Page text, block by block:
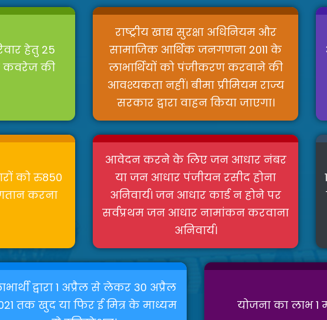
हेतु 25
कवरेज की
राष्ट्रीय खाद्य सुरक्षा अधिनियम और
सामाजिक आर्थिक जनगणना 2011 के
लाभार्थियों को पंजीकरण करवाने की
आवश्यकता नहीं। बीमा प्रीमियम राज्य
सरकार द्वारा वाहन किया जाएगा।
को रु850
करना
आवेदन करने के लिए जन आधार नंबर
या जन आधार पंजीयन रसीद होना
अनिवार्य। जन आधार कार्ड न होने पर
सर्वप्रथम जन आधार नामांकन करवाना
अनिवार्य।
द्वारा 1 अप्रैल से लेकर 30 अप्रैल
तक खुद या फिर ई मित्र के माध्यम
योजना का लाभ 1